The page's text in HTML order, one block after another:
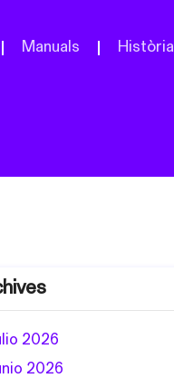
Manuals Història
2026
2026